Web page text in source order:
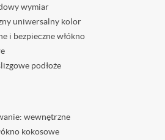
wymiar
uniwersalny kolor
i bezpieczne włókno
podłoże
wewnętrzne
kokosowe